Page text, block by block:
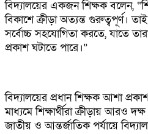
বিদ্যালয়ের একজন শিক্ষক বলেন,
বিকাশে ক্রীড়া অত্যন্ত গুরুত্বপূর্ণ।
সর্বোচ্চ সহযোগিতা করতে, যাতে
প্রকাশ ঘটাতে পারে।”
বিদ্যালয়ের প্রধান শিক্ষক আশা
মাধ্যমে শিক্ষার্থীরা ক্রীড়ায় আরও
জাতীয় ও আন্তর্জাতিক পর্যায়ে